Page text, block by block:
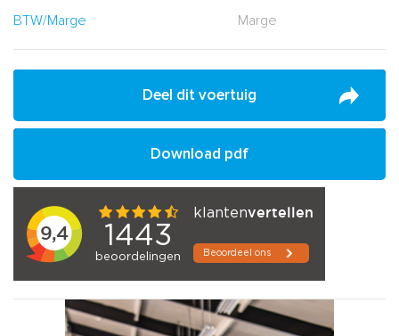
BTW/Marge
Marge
Deel dit voertuig
Download pdf